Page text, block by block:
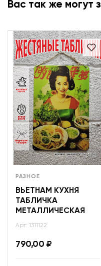
Вас так же могут
РАЗНОЕ
ВЬЕТНАМ КУХНЯ
ТАБЛИЧКА
МЕТАЛЛИЧЕСКАЯ
Арт: 1311122
790,00 ₽